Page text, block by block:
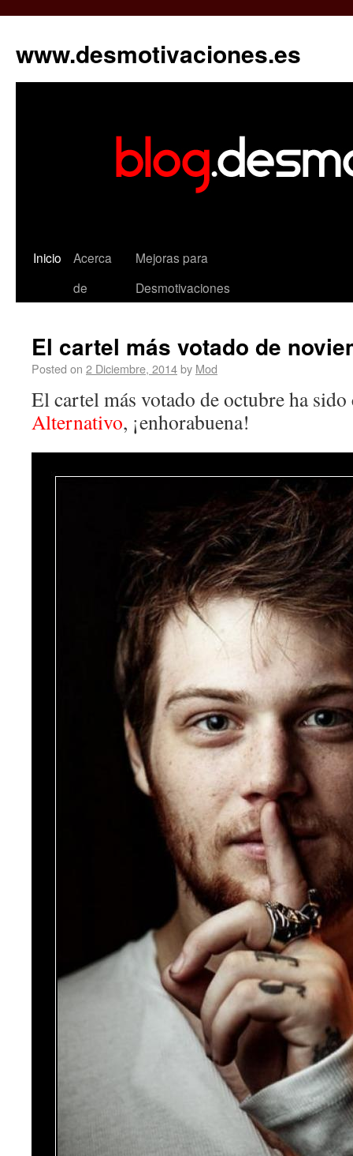
www.desmotivaciones.es
Inicio
Acerca
de
Mejoras para
Desmotivaciones
El cartel más votado de
Posted on 2 Diciembre, 2014by Mod
El cartel más votado de octubre ha
Alternativo, ¡enhorabuena!